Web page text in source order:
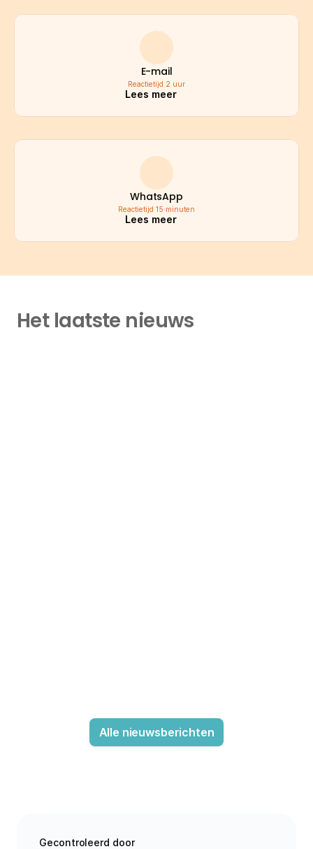
E-mail
Reactietijd 2 uur
Lees meer
WhatsApp
Reactietijd 15 minuten
Lees meer
Het laatste nieuws
Alle nieuwsberichten
Gecontroleerd door